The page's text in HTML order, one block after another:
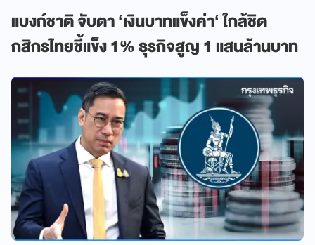
แบงก์ชาติ จับตา ‘เงินบาทแข็งค่า‘ ใกล้ชิด
กสิกรไทยชี้แข็ง 1% ธุรกิจสูญ 1 แสนล้านบาท